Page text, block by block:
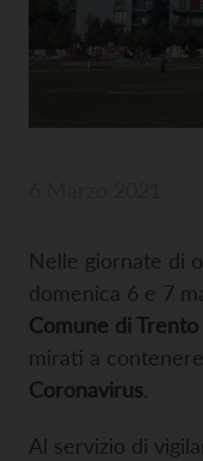
Nelle giornate di
domenica 6 e 7
Comune di Trento
mirati a
Coronavirus.
Al servizio di